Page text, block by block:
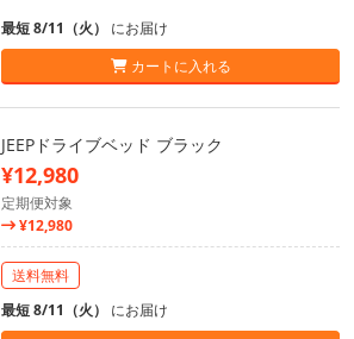
最短 8/11（火） にお届け
カートに入れる
JEEPドライブベッド ブラック
¥12,980
定期便対象
¥12,980
送料無料
最短 8/11（火） にお届け